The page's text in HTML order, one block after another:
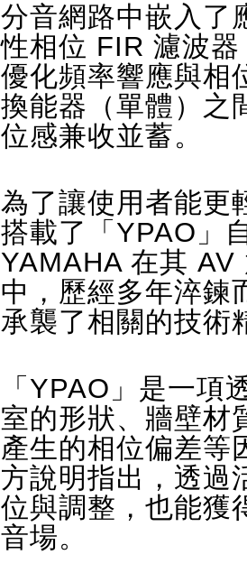
分音網路中嵌入了
性相位 FIR 濾波
優化頻率響應與相
換能器（單體）之
位感兼收並蓄。
為了讓使用者能更
搭載了「YPAO」
YAMAHA 在其 AV
中，歷經多年淬鍊
承襲了相關的技術
「YPAO」是一項
室的形狀、牆壁材
產生的相位偏差等
方說明指出，透過
位與調整，也能獲
音場。